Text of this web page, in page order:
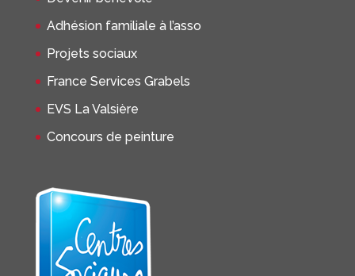
Adhésion familiale à l’asso
Projets sociaux
France Services Grabels
EVS La Valsière
Concours de peinture